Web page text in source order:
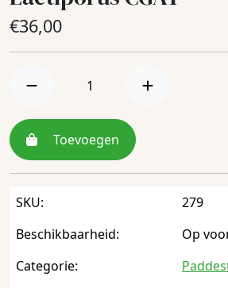
€36,00
Toevoegen
SKU:
279
Beschikbaarheid:
Op
Categorie: